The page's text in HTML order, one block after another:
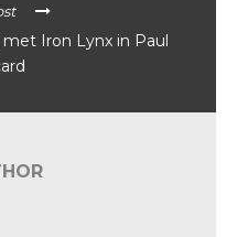
met Iron Lynx in Paul